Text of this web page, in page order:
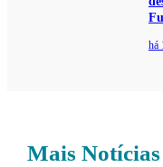
há
Mais Notícias